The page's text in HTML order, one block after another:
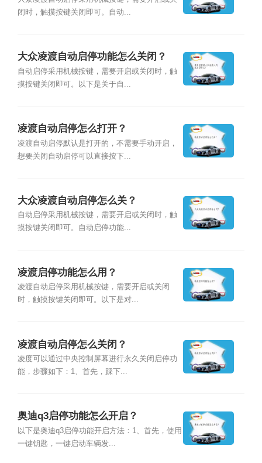
闭时，触摸按键关闭即可。自动...
大众凌渡自动启停功能怎么关闭？
自动启停采用机械按键，需要开启或关闭时，触
摸按键关闭即可。以下是关于自...
凌渡自动启停怎么打开？
凌渡自动启停默认是打开的，不需要手动开启，
想要关闭自动启停可以直接按下...
大众凌渡自动启停怎么关？
自动启停采用机械按键，需要开启或关闭时，触
摸按键关闭即可。自动启停功能...
凌渡启停功能怎么用？
凌渡自动启停采用机械按键，需要开启或关闭
时，触摸按键关闭即可。以下是对...
凌渡自动启停怎么关闭？
凌度可以通过中央控制屏幕进行永久关闭启停功
能，步骤如下：1、首先，踩下...
奥迪q3启停功能怎么开启？
以下是奥迪q3启停功能开启方法：1、首先，使用
一键钥匙，一键启动车辆发...